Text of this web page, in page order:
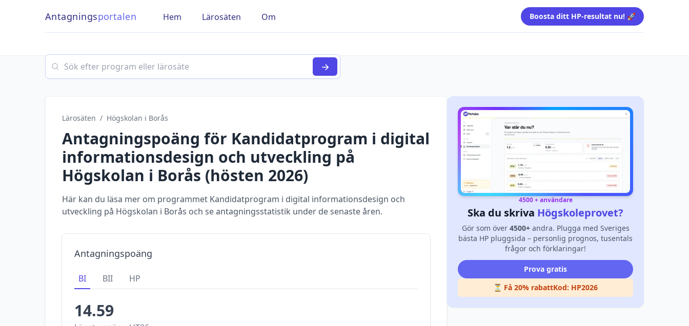
Antagningsportalen Hem Lärosäten Om Boosta ditt HP-resultat nu! 🚀
Search
→
Lärosäten / Högskolan i Borås
Antagningspoäng för Kandidatprogram i digital
informationsdesign och utveckling på
Högskolan i Borås (hösten 2026)
Här kan du läsa mer om programmet Kandidatprogram i digital informationsdesign och
utveckling på Högskolan i Borås och se antagningsstatistik under de senaste åren.
Antagningspoäng
BI BII HP
14.59
4500 + användare
Ska du skriva Högskoleprovet?
Gör som över 4500+andra. Plugga med Sveriges
bästa HP pluggsida – personlig prognos, tusentals
frågor och förklaringar!
Prova gratis
⏳ Få 20% rabattKod: HP2026